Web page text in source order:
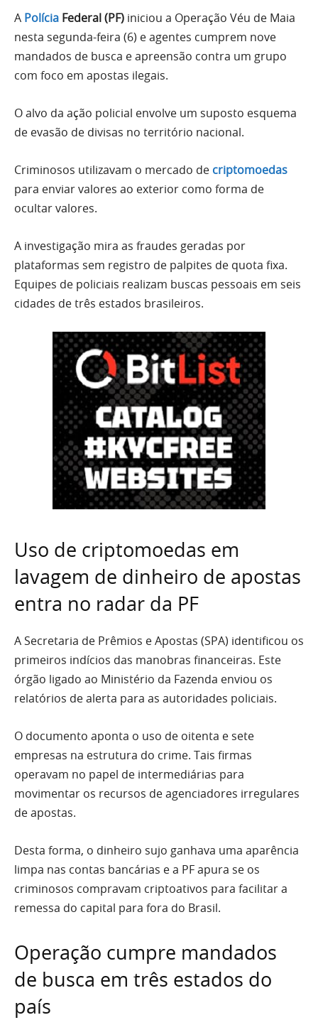
A Polícia Federal (PF) iniciou a Operação Véu de Maia
nesta segunda-feira (6) e agentes cumprem nove
mandados de busca e apreensão contra um grupo
com foco em apostas ilegais.
O alvo da ação policial envolve um suposto esquema
de evasão de divisas no território nacional.
Criminosos utilizavam o mercado de criptomoedas
para enviar valores ao exterior como forma de
ocultar valores.
A investigação mira as fraudes geradas por
plataformas sem registro de palpites de quota fixa.
Equipes de policiais realizam buscas pessoais em seis
cidades de três estados brasileiros.
Uso de criptomoedas em
lavagem de dinheiro de apostas
entra no radar da PF
A Secretaria de Prêmios e Apostas (SPA) identificou os
primeiros indícios das manobras financeiras. Este
órgão ligado ao Ministério da Fazenda enviou os
relatórios de alerta para as autoridades policiais.
O documento aponta o uso de oitenta e sete
empresas na estrutura do crime. Tais firmas
operavam no papel de intermediárias para
movimentar os recursos de agenciadores irregulares
de apostas.
Desta forma, o dinheiro sujo ganhava uma aparência
limpa nas contas bancárias e a PF apura se os
criminosos compravam criptoativos para facilitar a
remessa do capital para fora do Brasil.
Operação cumpre mandados
de busca em três estados do
país